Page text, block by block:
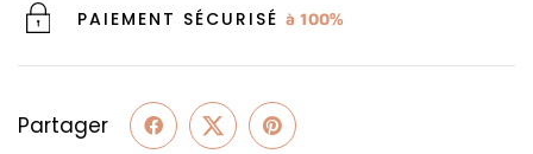
PAIEMENT SÉCURISÉ à 100%
Partager